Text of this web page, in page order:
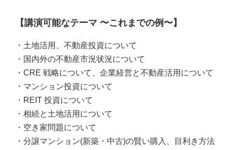
【講演可能なテーマ 〜これまでの例〜】
・土地活用、不動産投資について
・国内外の不動産市況状況について
・CRE 戦略について、企業経営と不動産活用について
・マンション投資について
・REIT 投資について
・相続と土地活用について
・空き家問題について
・分譲マンション(新築・中古)の賢い購入、目利き方法